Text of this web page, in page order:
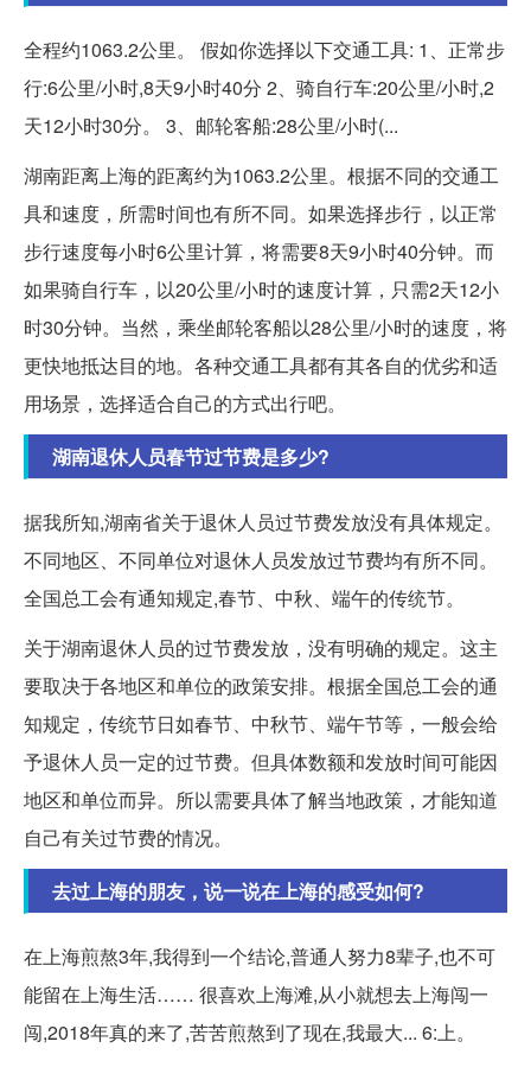
全程约1063.2公里。 假如你选择以下交通工具: 1、正常步
行:6公里/小时,8天9小时40分 2、骑自行车:20公里/小时,2
天12小时30分。 3、邮轮客船:28公里/小时(...
湖南距离上海的距离约为1063.2公里。根据不同的交通工
具和速度，所需时间也有所不同。如果选择步行，以正常
步行速度每小时6公里计算，将需要8天9小时40分钟。而
如果骑自行车，以20公里/小时的速度计算，只需2天12小
时30分钟。当然，乘坐邮轮客船以28公里/小时的速度，将
更快地抵达目的地。各种交通工具都有其各自的优劣和适
用场景，选择适合自己的方式出行吧。
湖南退休人员春节过节费是多少?
据我所知,湖南省关于退休人员过节费发放没有具体规定。
不同地区、不同单位对退休人员发放过节费均有所不同。
全国总工会有通知规定,春节、中秋、端午的传统节。
关于湖南退休人员的过节费发放，没有明确的规定。这主
要取决于各地区和单位的政策安排。根据全国总工会的通
知规定，传统节日如春节、中秋节、端午节等，一般会给
予退休人员一定的过节费。但具体数额和发放时间可能因
地区和单位而异。所以需要具体了解当地政策，才能知道
自己有关过节费的情况。
去过上海的朋友，说一说在上海的感受如何?
在上海煎熬3年,我得到一个结论,普通人努力8辈子,也不可
能留在上海生活…… 很喜欢上海滩,从小就想去上海闯一
闯,2018年真的来了,苦苦煎熬到了现在,我最大... 6:上。